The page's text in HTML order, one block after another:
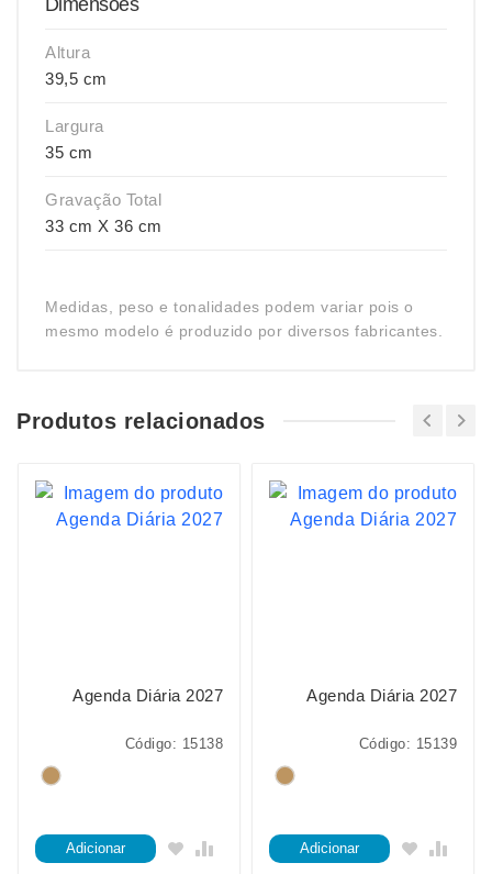
Dimensões
Altura
39,5 cm
Largura
35 cm
Gravação Total
33 cm X 36 cm
Medidas, peso e tonalidades podem variar pois o
mesmo modelo é produzido por diversos fabricantes.
Produtos relacionados
Agenda Diária 2027
Código: 15138
Adicionar
Agenda Diária 2027
Código: 15139
Adicionar